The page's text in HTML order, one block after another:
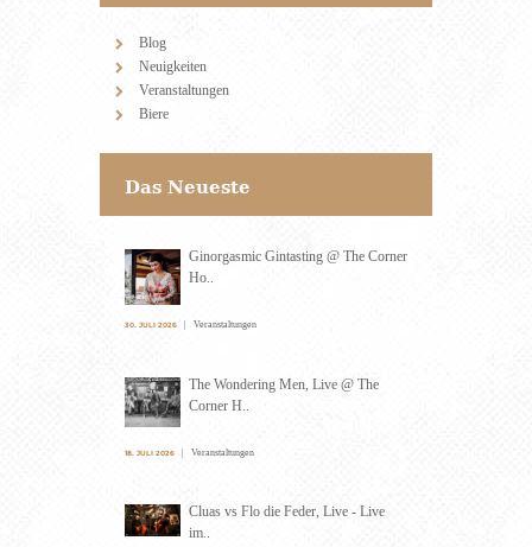
Blog
Neuigkeiten
Veranstaltungen
Biere
Das Neueste
Ginorgasmic Gintasting @ The Corner
Ho..
30. JULI 2026 Veranstaltungen
The Wondering Men, Live @ The
Corner H..
18. JULI 2026 Veranstaltungen
Cluas vs Flo die Feder, Live - Live
im..